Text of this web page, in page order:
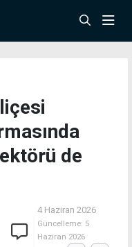
de
4 Haziran 2026
Güncelleme: 5
Haziran 2026